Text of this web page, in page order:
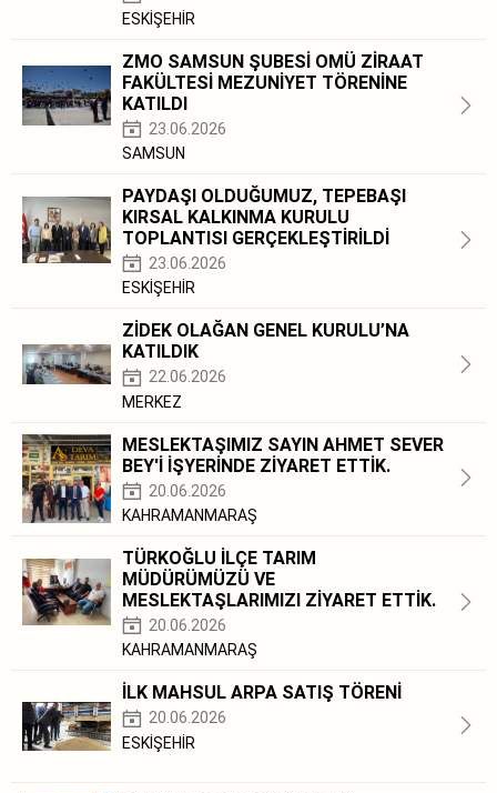
ESKİŞEHİR
ZMO SAMSUN ŞUBESİ OMÜ ZİRAAT
FAKÜLTESİ MEZUNİYET TÖRENİNE
KATILDI
23.06.2026
SAMSUN
PAYDAŞI OLDUĞUMUZ, TEPEBAŞI
KIRSAL KALKINMA KURULU
TOPLANTISI GERÇEKLEŞTİRİLDİ
23.06.2026
ESKİŞEHİR
ZİDEK OLAĞAN GENEL KURULU’NA
KATILDIK
22.06.2026
MERKEZ
MESLEKTAŞIMIZ SAYIN AHMET SEVER
BEY'İ İŞYERİNDE ZİYARET ETTİK.
20.06.2026
KAHRAMANMARAŞ
TÜRKOĞLU İLÇE TARIM
MÜDÜRÜMÜZÜ VE
MESLEKTAŞLARIMIZI ZİYARET ETTİK.
20.06.2026
KAHRAMANMARAŞ
İLK MAHSUL ARPA SATIŞ TÖRENİ
20.06.2026
ESKİŞEHİR